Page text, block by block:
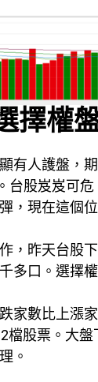
擇權
有人護盤，
台股岌岌可
，現在這個
，昨天台股
多口。選擇
家數比上漲
檔股票。大
。